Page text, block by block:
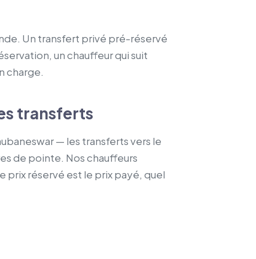
Un transfert privé pré-réservé
un chauffeur qui suit
charge.
transferts
— les transferts vers le
de pointe. Nos chauffeurs
prix réservé est le prix payé, quel